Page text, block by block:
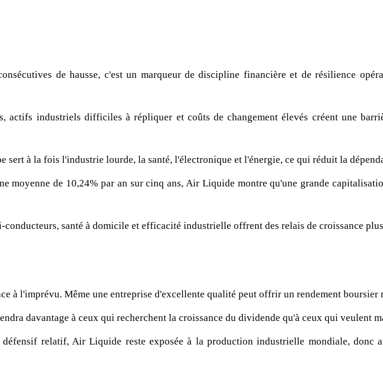
de hausse, c'est un marqueur de discipline financière et de résilience
actifs industriels difficiles à répliquer et coûts de changement élevés créent une
sert à la fois l'industrie lourde, la santé, l'électronique et l'énergie, ce qui réduit la
moyenne de 10,24% par an sur cinq ans, Air Liquide montre qu'une grande
conducteurs, santé à domicile et efficacité industrielle offrent des relais de croissance
à l'imprévu. Même une entreprise d'excellente qualité peut offrir un rendement boursier
davantage à ceux qui recherchent la croissance du dividende qu'à ceux qui veulent
relatif, Air Liquide reste exposée à la production industrielle mondiale, donc